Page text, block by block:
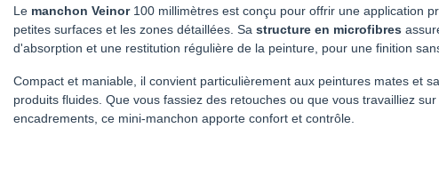
Le manchon Veinor100 millimètres est conçu pour offrir une application
petites surfaces et les zones détaillées. Sa structure en microfibres
d'absorption et une restitution régulière de la peinture, pour une finition
Compact et maniable, il convient particulièrement aux peintures mates et
produits fluides. Que vous fassiez des retouches ou que vous travailliez
encadrements, ce mini-manchon apporte confort et contrôle.